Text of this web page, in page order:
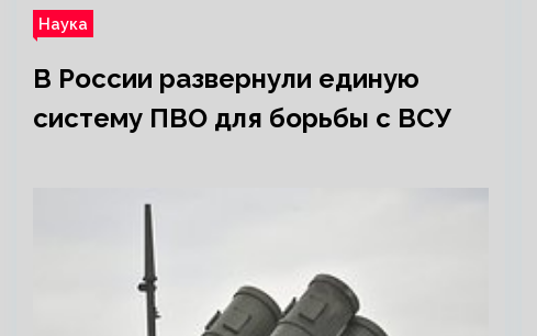
Наука
В России развернули единую
систему ПВО для борьбы с ВСУ